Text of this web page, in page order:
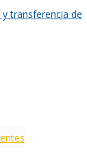
transferencia de